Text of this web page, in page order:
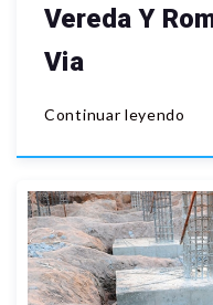
Vereda Y
Via
Continuar leyendo